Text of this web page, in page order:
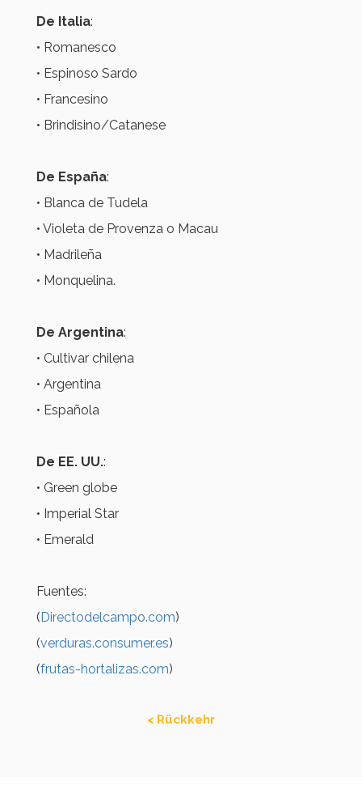
De Italia:
• Romanesco
• Espinoso Sardo
• Francesino
• Brindisino/Catanese
De España:
• Blanca de Tudela
• Violeta de Provenza o Macau
• Madrileña
• Monquelina.
De Argentina:
• Cultivar chilena
• Argentina
• Española
De EE. UU.:
• Green globe
• Imperial Star
• Emerald
Fuentes:
(Directodelcampo.com)
(verduras.consumer.es)
(frutas-hortalizas.com)
< Rückkehr